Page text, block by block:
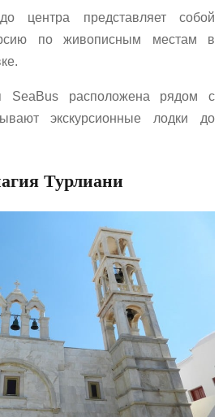
центра представляет собой
по живописным местам в
SeaBus расположена рядом с
экскурсионные лодки до
Турлиани